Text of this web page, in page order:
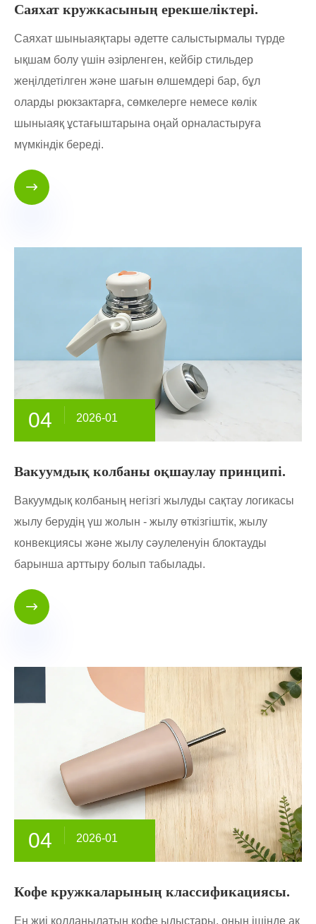
Саяхат кружкасының ерекшеліктері.
Саяхат шыныаяқтары әдетте салыстырмалы түрде
ықшам болу үшін әзірленген, кейбір стильдер
жеңілдетілген және шағын өлшемдері бар, бұл
оларды рюкзактарға, сөмкелерге немесе көлік
шыныаяқ ұстағыштарына оңай орналастыруға
мүмкіндік береді.

04 2026-01
Вакуумдық колбаны оқшаулау принципі.
Вакуумдық колбаның негізгі жылуды сақтау логикасы
жылу берудің үш жолын - жылу өткізгіштік, жылу
конвекциясы және жылу сәулеленуін блоктауды
барынша арттыру болып табылады.

04 2026-01
Кофе кружкаларының классификациясы.
Ең жиі қолданылатын кофе ыдыстары, оның ішінде ақ